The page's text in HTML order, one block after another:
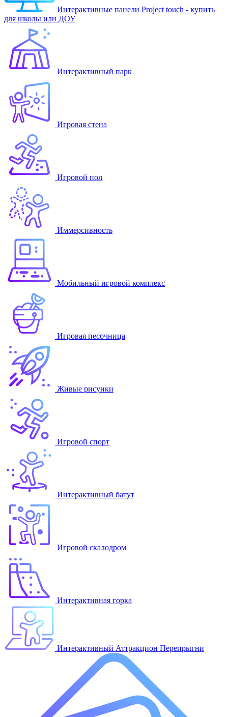
Интерактивные панели Project touch - купить
для школы или ДОУ
Интерактивный парк
Игровая стена
Игровой пол
Иммерсивность
Мобильный игровой комплекс
Игровая песочница
Живые рисунки
Игровой спорт
Интерактивный батут
Игровой скалодром
Интерактивная горка
Интерактивный Аттракцион Перепрыгни